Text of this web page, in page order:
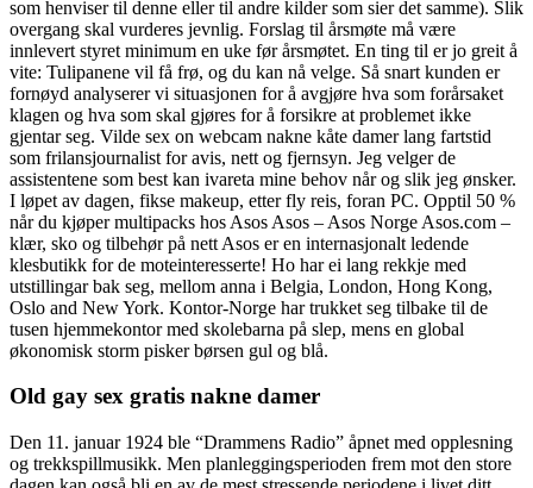
som henviser til denne eller til andre kilder som sier det samme). Slik
overgang skal vurderes jevnlig. Forslag til årsmøte må være
innlevert styret minimum en uke før årsmøtet. En ting til er jo greit å
vite: Tulipanene vil få frø, og du kan nå velge. Så snart kunden er
fornøyd analyserer vi situasjonen for å avgjøre hva som forårsaket
klagen og hva som skal gjøres for å forsikre at problemet ikke
gjentar seg. Vilde sex on webcam nakne kåte damer lang fartstid
som frilansjournalist for avis, nett og fjernsyn. Jeg velger de
assistentene som best kan ivareta mine behov når og slik jeg ønsker.
I løpet av dagen, fikse makeup, etter fly reis, foran PC. Opptil 50 %
når du kjøper multipacks hos Asos Asos – Asos Norge Asos.com –
klær, sko og tilbehør på nett Asos er en internasjonalt ledende
klesbutikk for de moteinteresserte! Ho har ei lang rekkje med
utstillingar bak seg, mellom anna i Belgia, London, Hong Kong,
Oslo and New York. Kontor-Norge har trukket seg tilbake til de
tusen hjemmekontor med skolebarna på slep, mens en global
økonomisk storm pisker børsen gul og blå.
Old gay sex gratis nakne damer
Den 11. januar 1924 ble “Drammens Radio” åpnet med opplesning
og trekkspillmusikk. Men planleggingsperioden frem mot den store